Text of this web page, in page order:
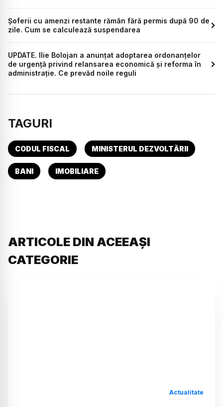
Șoferii cu amenzi restante rămân fără permis după 90 de
zile. Cum se calculează suspendarea
UPDATE. Ilie Bolojan a anunțat adoptarea ordonanțelor
de urgență privind relansarea economică și reforma în
administrație. Ce prevăd noile reguli
TAGURI
CODUL FISCAL MINISTERUL DEZVOLTĂRII
BANI IMOBILIARE
ARTICOLE DIN ACEEAȘI
CATEGORIE
Actualitate